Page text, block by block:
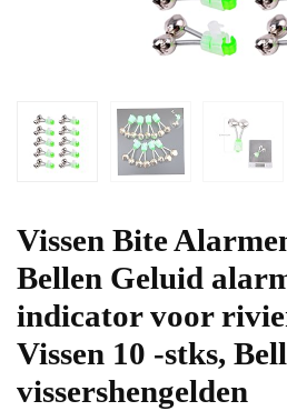
Vissen Bite
Bellen Geluid
indicator voor
Vissen 10 -stks,
vissershengelden